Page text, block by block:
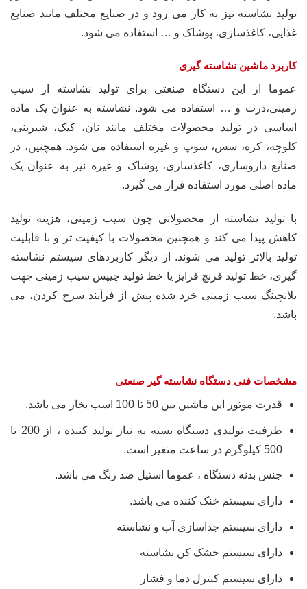
تولید نشاسته نیز به کار می رود و در صنایع مختلف مانند صنایع
غذایی، کاغذسازی، پوشاک و … استفاده می شود.
کاربرد ماشین نشاسته گیری
عموما از این دستگاه صنعتی برای تولید نشاسته از سیب
زمینی،ذرت و … استفاده می شود. نشاسته به عنوان یک ماده
اساسی در تولید محصولات مختلف مانند نان، کیک، شیرینی،
کلوچه، کره، سس، سوپ و غیره استفاده می شود. همچنین، در
صنایع داروسازی، کاغذسازی، پوشاک و غیره نیز به عنوان یک
ماده اصلی مورد استفاده قرار می گیرد.
با تولید نشاسته از محصولاتی چون سیب زمینی، هزینه تولید
کاهش پیدا می کند و همچنین محصولات با کیفیت تر و با قابلیت
تولید بالاتر تولید می شوند. از دیگر کاربردهای سیستم نشاسته
گیری، خط تولید فرنچ فرایز یا خط تولید چیپس سیب زمینی جهت
بلانچینگ سیب زمینی خرد شده پیش از فرآیند سرخ کردن، می
باشد.
مشخصات فنی دستگاه نشاسته گیر صنعتی
قدرت موتور این ماشین بین 50 تا 100 اسب بخار می باشد.
ظرفیت تولیدی دستگاه بسته به نیاز تولید کننده ، از 200 تا
500 کیلوگرم در ساعت متغیر است.
جنس بدنه دستگاه ، عموما استیل ضد زنگ می باشد.
دارای سیستم خنک کننده می باشد.
دارای سیستم جداسازی آب و نشاسته
دارای سیستم خشک کن نشاسته
دارای سیستم کنترل دما و فشار